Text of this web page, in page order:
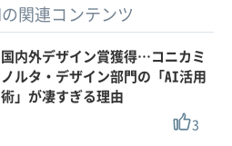
関連コンテンツ
国内外デザイン賞獲得…コニカミ
ノルタ・デザイン部門の「AI活用
術」が凄すぎる理由
3